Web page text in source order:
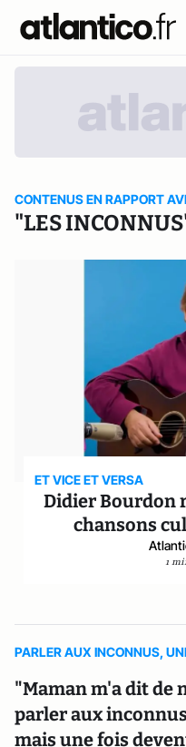
CONTENUS EN RAPPORT
"LES
ET VICE ET VERSA
Didier Bourdon
chansons
1
PARLER AUX INCONNUS,
"Maman m'a dit de
parler aux
mais une fois